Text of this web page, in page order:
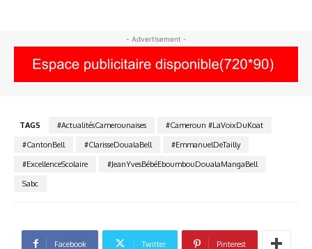
- Advertisement -
TAGS #ActualitésCamerounaises
#Cameroun #LaVoixDuKoat
#CantonBell
#ClarisseDoualaBell
#EmmanuelDeTailly
#ExcellenceScolaire
#JeanYvesBébéEboumbouDoualaMangaBell
Sabc
Facebook Twitter Pinterest